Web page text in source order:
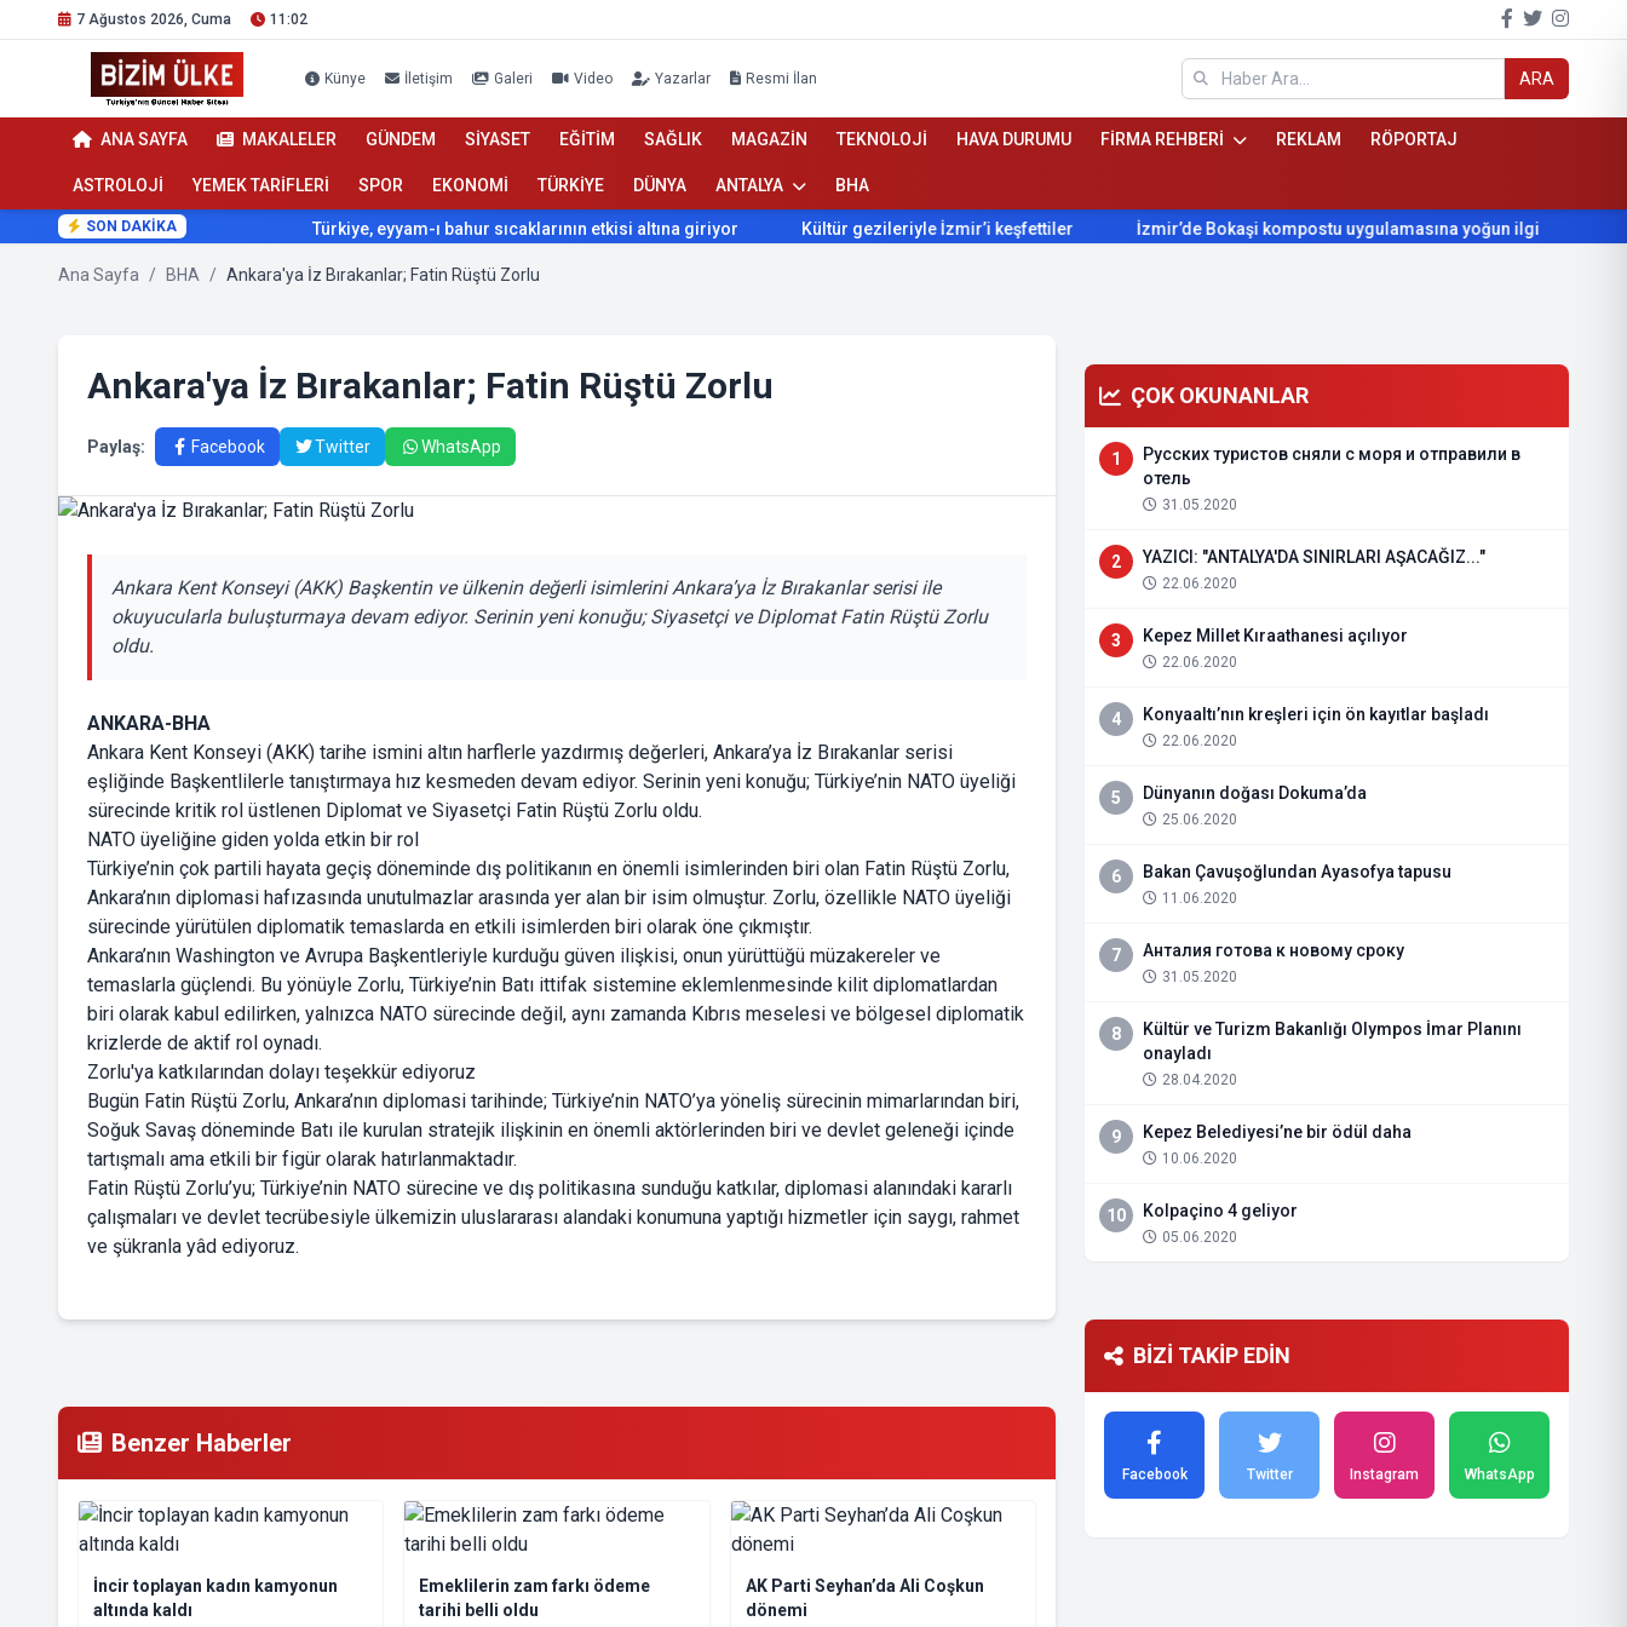
7 Ağustos 2026, Cuma 11:02
Künye İletişim Galeri Video Yazarlar Resmi İlan ARA
ANA SAYFA MAKALELER GÜNDEM SİYASET EĞİTİM SAĞLIK MAGAZİN TEKNOLOJİ HAVA DURUMU FİRMA REHBERİ REKLAM RÖPORTAJ
ASTROLOJİ YEMEK TARİFLERİ SPOR EKONOMİ TÜRKİYE DÜNYA ANTALYA BHA
SON DAKİKA Türkiye, eyyam-ı bahur sıcaklarının etkisi altına giriyor Kültür gezileriyle İzmir’i keşfettiler İzmir’de Bokaşi kompostu uygulamasına yoğun ilgi
Ana Sayfa / BHA / Ankara'ya İz Bırakanlar; Fatin Rüştü Zorlu
Ankara'ya İz Bırakanlar; Fatin Rüştü Zorlu
Paylaş: Facebook Twitter WhatsApp
Ankara Kent Konseyi (AKK) Başkentin ve ülkenin değerli isimlerini Ankara’ya İz Bırakanlar serisi ile
okuyucularla buluşturmaya devam ediyor. Serinin yeni konuğu; Siyasetçi ve Diplomat Fatin Rüştü Zorlu
oldu.
ANKARA-BHA
Ankara Kent Konseyi (AKK) tarihe ismini altın harflerle yazdırmış değerleri, Ankara’ya İz Bırakanlar serisi
eşliğinde Başkentlilerle tanıştırmaya hız kesmeden devam ediyor. Serinin yeni konuğu; Türkiye’nin NATO üyeliği
sürecinde kritik rol üstlenen Diplomat ve Siyasetçi Fatin Rüştü Zorlu oldu.
NATO üyeliğine giden yolda etkin bir rol
Türkiye’nin çok partili hayata geçiş döneminde dış politikanın en önemli isimlerinden biri olan Fatin Rüştü Zorlu,
Ankara’nın diplomasi hafızasında unutulmazlar arasında yer alan bir isim olmuştur. Zorlu, özellikle NATO üyeliği
sürecinde yürütülen diplomatik temaslarda en etkili isimlerden biri olarak öne çıkmıştır.
Ankara’nın Washington ve Avrupa Başkentleriyle kurduğu güven ilişkisi, onun yürüttüğü müzakereler ve
temaslarla güçlendi. Bu yönüyle Zorlu, Türkiye’nin Batı ittifak sistemine eklemlenmesinde kilit diplomatlardan
biri olarak kabul edilirken, yalnızca NATO sürecinde değil, aynı zamanda Kıbrıs meselesi ve bölgesel diplomatik
krizlerde de aktif rol oynadı.
Zorlu'ya katkılarından dolayı teşekkür ediyoruz
Bugün Fatin Rüştü Zorlu, Ankara’nın diplomasi tarihinde; Türkiye’nin NATO’ya yöneliş sürecinin mimarlarından biri,
Soğuk Savaş döneminde Batı ile kurulan stratejik ilişkinin en önemli aktörlerinden biri ve devlet geleneği içinde
tartışmalı ama etkili bir figür olarak hatırlanmaktadır.
Fatin Rüştü Zorlu’yu; Türkiye’nin NATO sürecine ve dış politikasına sunduğu katkılar, diplomasi alanındaki kararlı
çalışmaları ve devlet tecrübesiyle ülkemizin uluslararası alandaki konumuna yaptığı hizmetler için saygı, rahmet
ve şükranla yâd ediyoruz.
Benzer Haberler
İncir toplayan kadın kamyonun
altında kaldı
Emeklilerin zam farkı ödeme
tarihi belli oldu
AK Parti Seyhan’da Ali Coşkun
dönemi
ÇOK OKUNANLAR
1
Русских туристов сняли с моря и отправили в
отель
31.05.2020
2 YAZICI: "ANTALYA'DA SINIRLARI AŞACAĞIZ..."
22.06.2020
3 Kepez Millet Kıraathanesi açılıyor
22.06.2020
4 Konyaaltı’nın kreşleri için ön kayıtlar başladı
22.06.2020
5 Dünyanın doğası Dokuma’da
25.06.2020
6 Bakan Çavuşoğlundan Ayasofya tapusu
11.06.2020
7 Анталия готова к новому сроку
31.05.2020
8
Kültür ve Turizm Bakanlığı Olympos İmar Planını
onayladı
28.04.2020
9 Kepez Belediyesi’ne bir ödül daha
10.06.2020
10 Kolpaçino 4 geliyor
05.06.2020
BİZİ TAKİP EDİN
Facebook Twitter Instagram WhatsApp